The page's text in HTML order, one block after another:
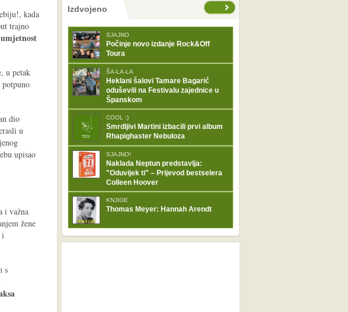
kada
trajno
u petak
potpuno
dio
u
upisao
i važna
žene
i
s
nema prethodne stranice
sljedećeIzdvojeno
SJAJNO
Počinje novo izdanje Rock&Off
Toura
ŠA-LA-LA
Heklani šalovi Tamare Bagarić
oduševili na Festivalu zajednice u
Španskom
COOL ;)
Smrdljivi Martini izbacili prvi album
Rhapighaster Nebuloza
SJAJNO!
Naklada Neptun predstavlja:
"Oduvijek ti" – Prijevod bestselera
Colleen Hoover
KNJIGE
Thomas Meyer: Hannah Arendt